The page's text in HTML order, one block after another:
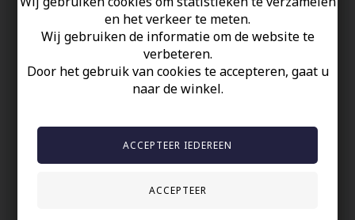
en het verkeer te meten.
Wij gebruiken de informatie om de website te
verbeteren.
Door het gebruik van cookies te accepteren, gaat u
naar de winkel.
Leviathan satanisme
mannen ring in staal
Nazar herenring in staal
47,00 EUR